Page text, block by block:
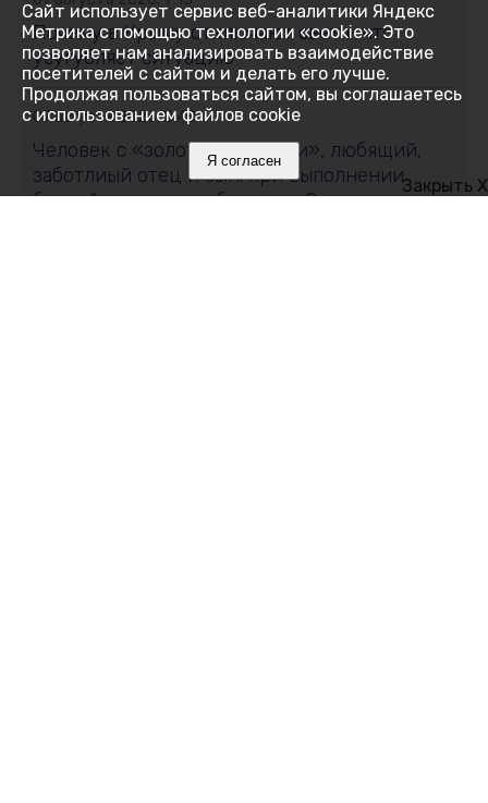
Почему в Крыму отключают свет и что
усугубляет ситуацию
07 августа 2026, 8:48
Человек с «золотыми руками», любящий,
заботлиый отец и сын: при выполнении
боевой задачи погиб житель Сак
Закрыть X
Сайт использует сервис веб-аналитики Яндекс
Метрика с помощью технологии «cookie». Это
позволяет нам анализировать взаимодействие
посетителей с сайтом и делать его лучше.
Продолжая пользоваться сайтом, вы соглашаетесь
с использованием файлов cookie
Я согласен